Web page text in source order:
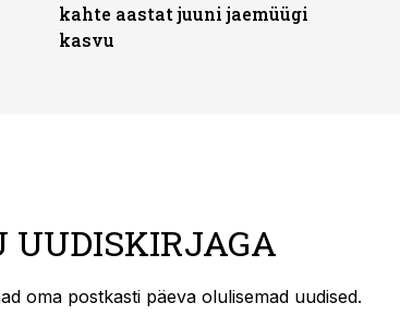
kahte aastat juuni jaemüügi
kasvu
UUDISKIRJAGA
oma postkasti päeva olulisemad uudised.